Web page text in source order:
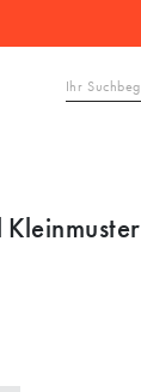
Kleinmuster